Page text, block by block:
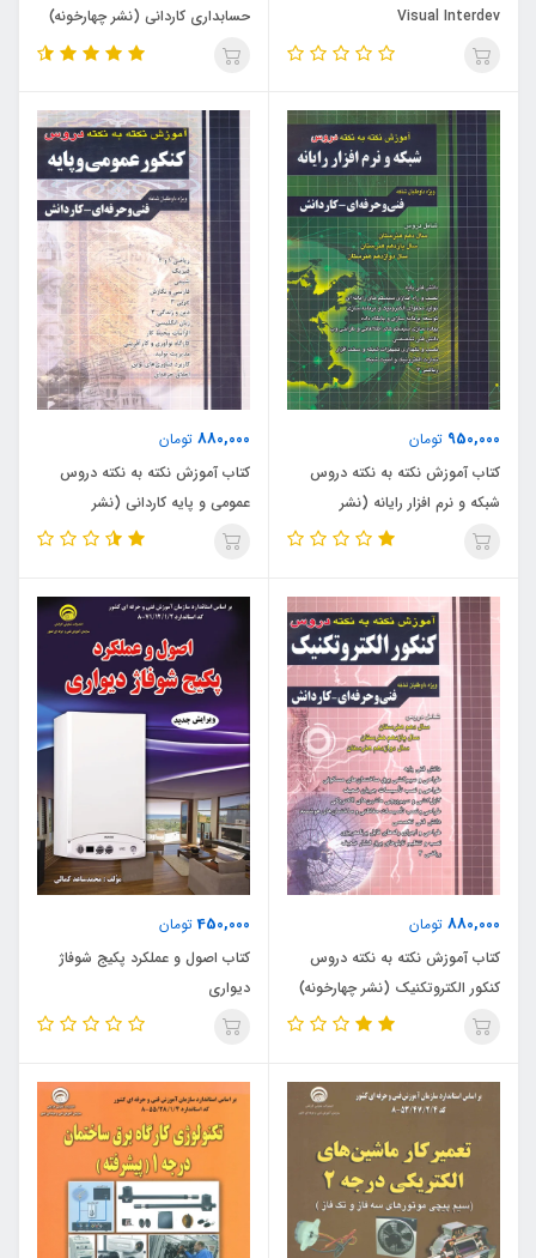
Visual Interdev
حسابداری کاردانی (نشر چهارخونه)
950,000 تومان
کتاب آموزش نکته به نکته دروس
شبکه و نرم افزار رایانه (نشر
چهارخونه)
880,000 تومان
کتاب آموزش نکته به نکته دروس
عمومی و پایه کاردانی (نشر
چهارخونه)
880,000 تومان
کتاب آموزش نکته به نکته دروس
کنکور الکتروتکنیک (نشر چهارخونه)
450,000تومان
کتاب اصول و عملکرد پکیج شوفاژ
دیواری